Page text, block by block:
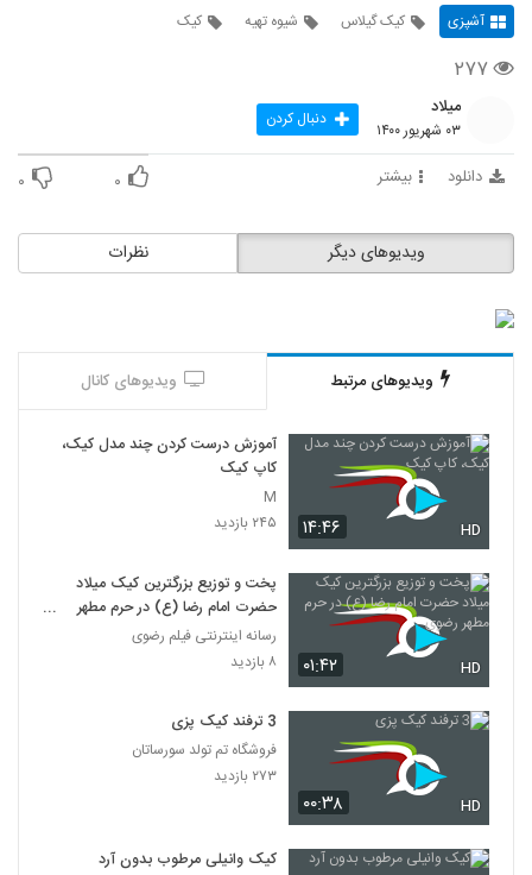
آشپزی کیک گیلاس شیوه تهیه کیک
۲۷۷
میلاد
۰۳ شهریور ۱۴۰۰ دنبال کردن
دانلود بیشتر ۰ ۰
نظرات ویدیوهای دیگر
ویدیوهای مرتبط ویدیوهای کانال
۱۴:۴۶ HD
آموزش درست کردن چند مدل کیک،
کاپ کیک
M
۲۴۵ بازدید
۰۱:۴۲ HD
پخت و توزیع بزرگترین کیک میلاد
حضرت امام رضا (ع) در حرم مطهر
رضوی
رسانه اینترنتی فیلم رضوی
۸ بازدید
۰۰:۳۸ HD
3 ترفند کیک پزی
فروشگاه تم تولد سورساتان
۲۷۳ بازدید
کیک وانیلی مرطوب بدون آرد